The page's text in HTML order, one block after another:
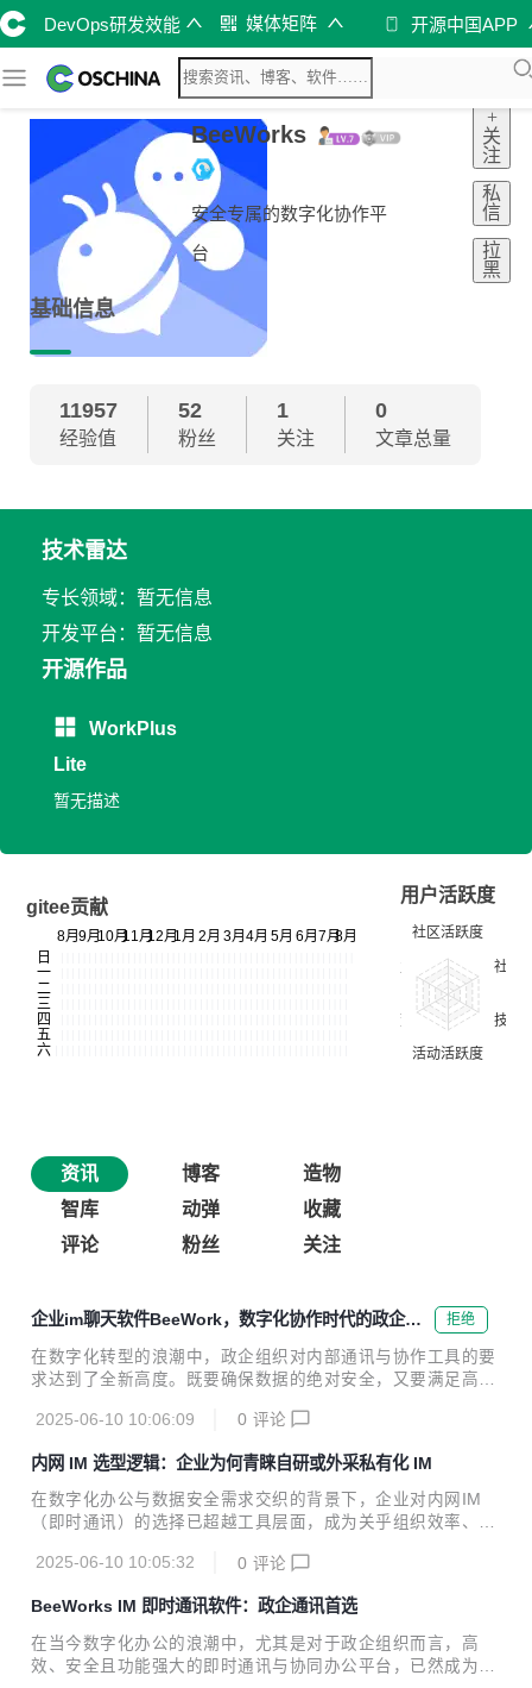
DevOps研发效能 媒体矩阵 开源中国APP
BeeWorks
安全专属的数字化协作平
台
+
关
注
私
信
拉
黑
基础信息
11957
经验值
52
粉丝
1
关注
0
文章总量
技术雷达
专长领域：暂无信息
开发平台：暂无信息
开源作品
WorkPlus
Lite
暂无描述
gitee贡献
用户活跃度
资讯 博客
造物
智库
动弹
收藏
评论
粉丝 关注
企业im聊天软件BeeWork，数字化协作时代的政企专
属利器
拒绝
在数字化转型的浪潮中，政企组织对内部通讯与协作工具的要
求达到了全新高度。既要确保数据的绝对安全，又要满足高效
造的安全专属移动数字化协作平台，正凭借其卓越的性能、强
重塑企业级通讯与协作的新格局。 一、安全堡垒：数据安全的
捍卫者 （一）私有化部署，掌控数据主权 数据安全是政企组
织的生命线。BeeWorks 支持私有化部署，允许企业将服务器
常的文字消息、语音交流，到关键的文件传输、视频会议内
2025-06-10 10:06:09 0 评论
内网 IM 选型逻辑：企业为何青睐自研或外采私有化 IM
在数字化办公与数据安全需求交织的背景下，企业对内网IM
（即时通讯）的选择已超越工具层面，成为关乎组织效率、数
M，其核心逻辑均围绕 “安全可控”“效率适配”“业务融合” 三大
安全：内网IM 的生存底线 1. 物理隔绝与主权掌控 公有云IM
的数据存储与传输依赖第三方服务器，而企业内网 IM（自研
或私有化部署）通过本地化服务器搭建，将通讯数据完全限定
2025-06-10 10:05:32 0 评论
BeeWorks IM 即时通讯软件：政企通讯首选
在当今数字化办公的浪潮中，尤其是对于政企组织而言，高
效、安全且功能强大的即时通讯与协同办公平台，已然成为提